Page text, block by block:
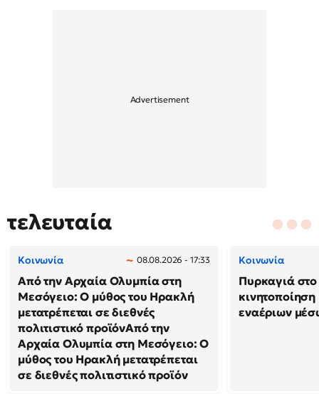
τελευταία
Κοινωνία 08.08.2026 - 17:33
Από την Αρχαία Ολυμπία στη
Μεσόγειο: Ο μύθος του Ηρακλή
μετατρέπεται σε διεθνές
πολιτιστικό προϊόνΑπό την
Αρχαία Ολυμπία στη Μεσόγειο: Ο
μύθος του Ηρακλή μετατρέπεται
σε διεθνές πολιτιστικό προϊόν
Κοινωνία
Πυρκαγιά
εναέριων